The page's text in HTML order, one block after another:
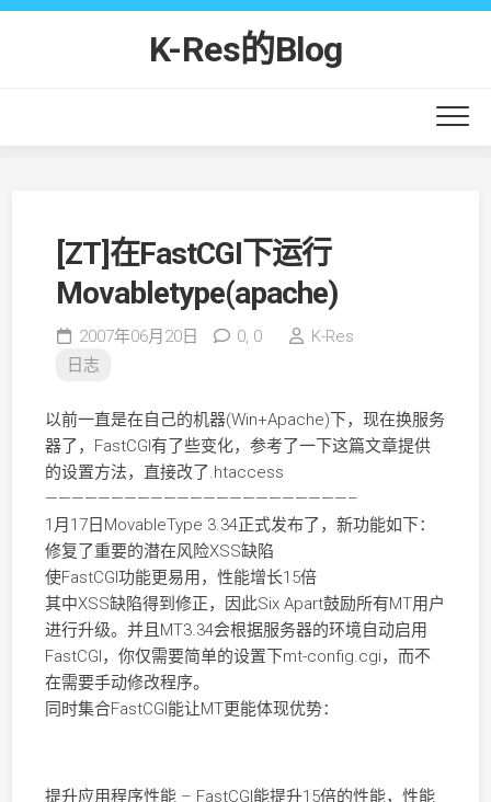
Skip
K-Res的Blog
[ZT]在FastCGI下运行
Movabletype(apache)
2007年06月20日 0, 0
K-Res
日志
以前一直是在自己的机器(Win+Apache)下，现在换服务
器了，FastCGI有了些变化，参考了一下这篇文章提供
的设置方法，直接改了.htaccess
———————————————————————–
1月17日MovableType 3.34正式发布了，新功能如下：
修复了重要的潜在风险XSS缺陷
使FastCGI功能更易用，性能增长15倍
其中XSS缺陷得到修正，因此Six Apart鼓励所有MT用户
进行升级。并且MT3.34会根据服务器的环境自动启用
FastCGI，你仅需要简单的设置下mt-config.cgi，而不
在需要手动修改程序。
同时集合FastCGI能让MT更能体现优势：
提升应用程序性能 – FastCGI能提升15倍的性能，性能